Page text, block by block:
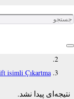
Çıkartma
isimli Çıkartma
نتیجه‌ای پیدا نشد.